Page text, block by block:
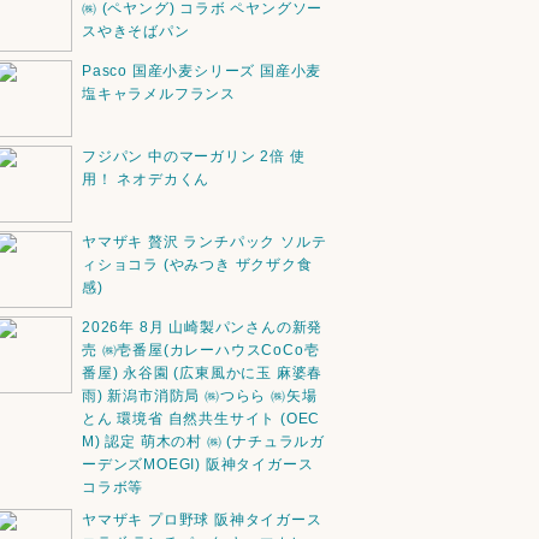
㈱ (ペヤング) コラボ ペヤングソー
スやきそばパン
Pasco 国産小麦シリーズ 国産小麦
塩キャラメルフランス
フジパン 中のマーガリン 2倍 使
用！ ネオデカくん
ヤマザキ 贅沢 ランチパック ソルテ
ィショコラ (やみつき ザクザク食
感)
2026年 8月 山崎製パンさんの新発
売 ㈱壱番屋(カレーハウスCoCo壱
番屋) 永谷園 (広東風かに玉 麻婆春
雨) 新潟市消防局 ㈱つらら ㈱矢場
とん 環境省 自然共生サイト (OEC
M) 認定 萌木の村 ㈱ (ナチュラルガ
ーデンズMOEGI) 阪神タイガース
コラボ等
ヤマザキ プロ野球 阪神タイガース